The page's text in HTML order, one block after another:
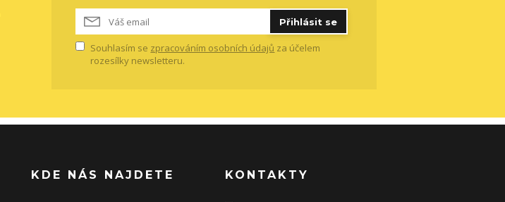
Přihlásit se
Souhlasím se zpracováním osobních údajů za účelem
rozesílky newsletteru.
KDE NÁS NAJDETE KONTAKTY